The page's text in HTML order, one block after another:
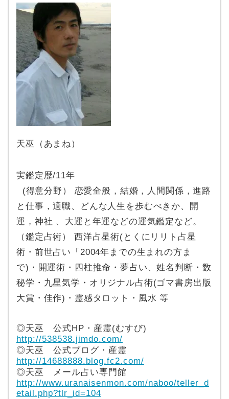
天巫（あまね）
実鑑定歴/11年
(得意分野） 恋愛全般，結婚，人間関係，進路
と仕事，適職、どんな人生を歩むべきか、開
運，神社 、大運と年運などの運気鑑定など。
（鑑定占術） 西洋占星術(とくにリリト占星
術・前世占い「2004年までの生まれの方ま
で)・開運術・四柱推命・夢占い、姓名判断・数
秘学・九星気学・オリジナル占術(ゴマ書房出版
大賞・佳作)・霊感タロット・風水 等
◎天巫 公式HP・産霊(むすび)
http://538538.jimdo.com/
◎天巫 公式ブログ・産霊
http://14688888.blog.fc2.com/
◎天巫 メール占い専門館
http://www.uranaisenmon.com/naboo/teller_d
etail.php?tlr_id=104